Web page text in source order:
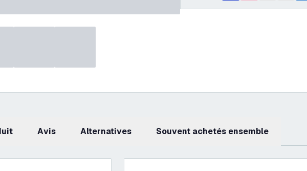
avis Alternatives Souvent achetés ensemble